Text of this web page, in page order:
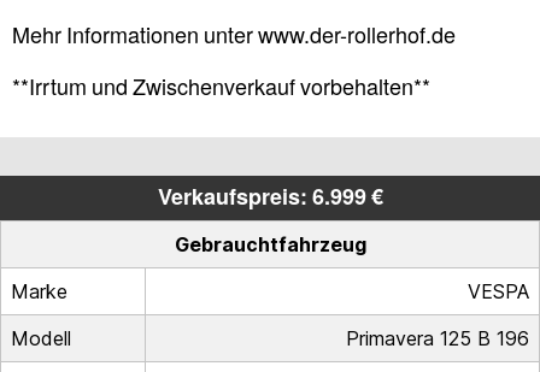
Mehr Informationen unter www.der-rollerhof.de
**Irrtum und Zwischenverkauf vorbehalten**
Verkaufspreis: 6.999 €
Gebrauchtfahrzeug
Marke
VESPA
Modell
Primavera 125 B 196